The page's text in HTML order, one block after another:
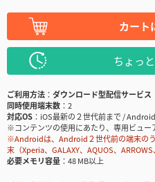
カート
ちょっ
ご利用方法
ダウンロード型配信サービス
同時使用端末数
2
対応OS
iOS最新の２世代前まで /
※コンテンツの使用にあたり、専用ビュ
※Androidは、Android２世代前の端末の
末（Xperia、GALAXY、AQUOS、
必要メモリ容量
48 MB以上